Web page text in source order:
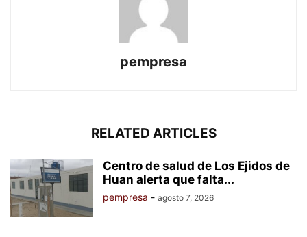
pempresa
RELATED ARTICLES
Centro de salud de Los Ejidos de
Huan alerta que falta...
pempresa - agosto 7, 2026